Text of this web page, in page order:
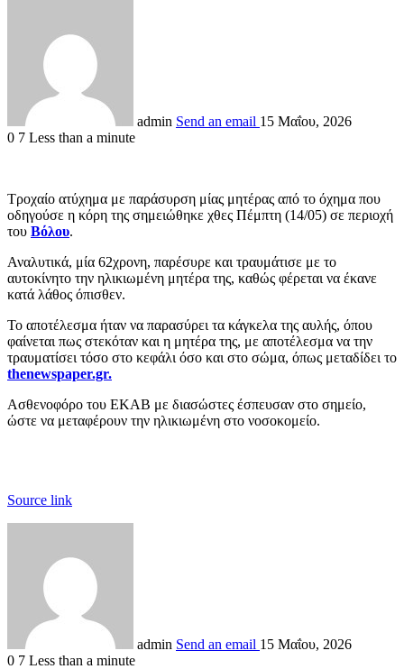
admin Send an email 15 Μαΐου, 2026
0 7 Less than a minute
Τροχαίο ατύχημα με παράσυρση μίας μητέρας από το όχημα που
οδηγούσε η κόρη της σημειώθηκε χθες Πέμπτη (14/05) σε περιοχή
του Βόλου.
Αναλυτικά, μία 62χρονη, παρέσυρε και τραυμάτισε με το
αυτοκίνητο την ηλικιωμένη μητέρα της, καθώς φέρεται να έκανε
κατά λάθος όπισθεν.
Το αποτέλεσμα ήταν να παρασύρει τα κάγκελα της αυλής, όπου
φαίνεται πως στεκόταν και η μητέρα της, με αποτέλεσμα να την
τραυματίσει τόσο στο κεφάλι όσο και στο σώμα, όπως μεταδίδει το
thenewspaper.gr.
Ασθενοφόρο του ΕΚΑΒ με διασώστες έσπευσαν στο σημείο,
ώστε να μεταφέρουν την ηλικιωμένη στο νοσοκομείο.
Source link
admin Send an email 15 Μαΐου, 2026
0 7 Less than a minute